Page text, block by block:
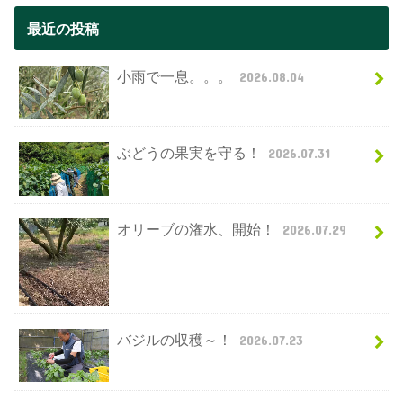
最近の投稿
小雨で一息。。。 2026.08.04
ぶどうの果実を守る！ 2026.07.31
オリーブの潅水、開始！ 2026.07.29
バジルの収穫～！ 2026.07.23